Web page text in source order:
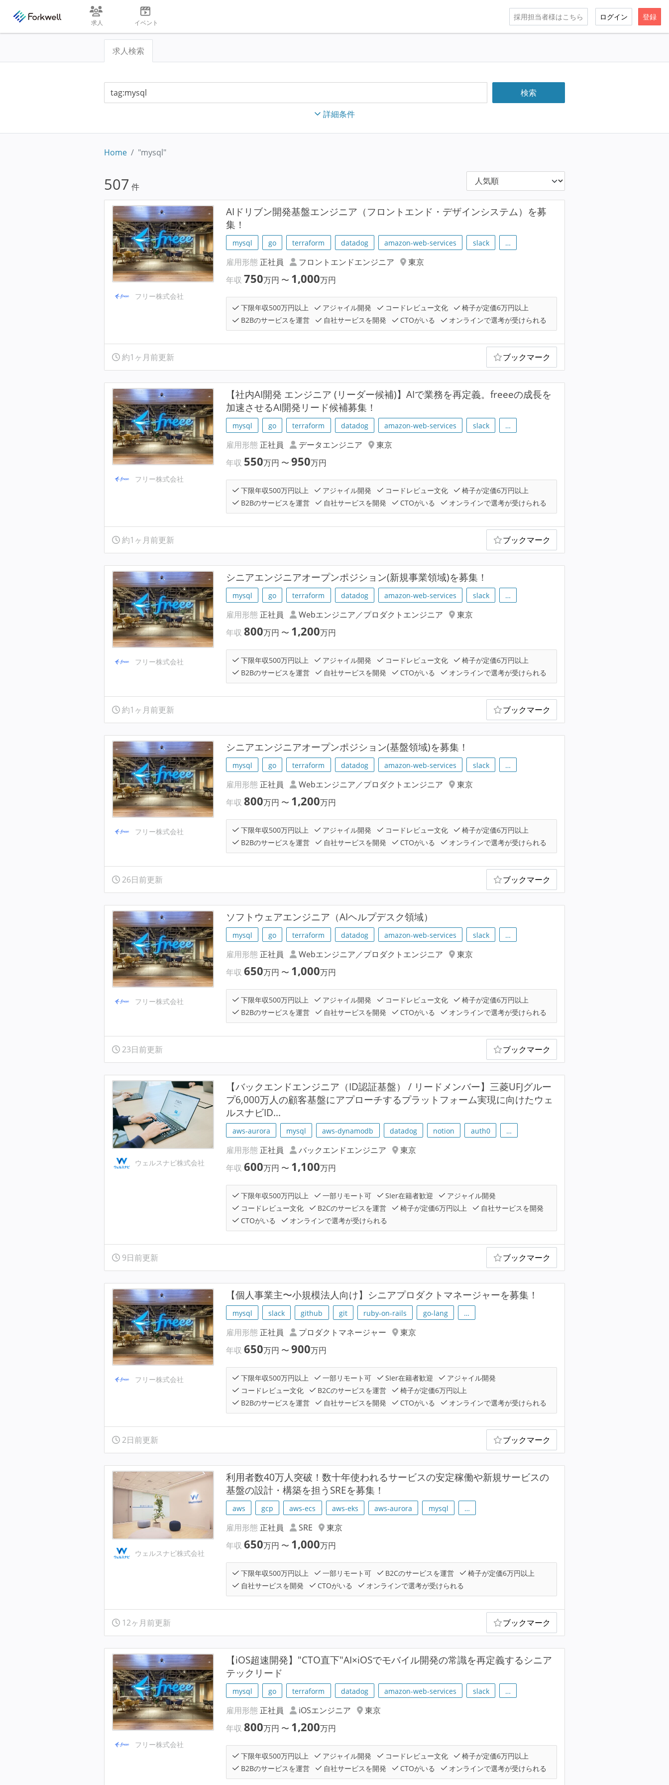
求人 イベント
採用担当者様はこちら ログイン 登録
求人検索
詳細条件
Home "mysql"
507 件
フリー株式会社
AIドリブン開発基盤エンジニア（フロントエンド・デザインシステム）を募
集！
mysql go terraform datadog amazon-web-services slack …
雇用形態 正社員 フロントエンドエンジニア
東京
年収750万円 〜 1,000万円
下限年収500万円以上 アジャイル開発 コードレビュー文化
椅子が定価6万円以上
B2Bのサービスを運営
自社サービスを開発 CTOがいる オンラインで選考が受けられる
約1ヶ月前更新 ブックマーク
フリー株式会社
【社内AI開発 エンジニア (リーダー候補)】AIで業務を再定義。freeeの成長を
加速させるAI開発リード候補募集！
mysql go terraform datadog amazon-web-services slack …
雇用形態 正社員 データエンジニア
東京
年収 550万円 〜950万円
下限年収500万円以上 アジャイル開発 コードレビュー文化
椅子が定価6万円以上
B2Bのサービスを運営
自社サービスを開発 CTOがいる オンラインで選考が受けられる
約1ヶ月前更新 ブックマーク
フリー株式会社
シニアエンジニアオープンポジション(新規事業領域)を募集！
mysql go terraform datadog amazon-web-services slack …
雇用形態 正社員 Webエンジニア／プロダクトエンジニア
東京
年収800万円 〜 1,200万円
下限年収500万円以上 アジャイル開発 コードレビュー文化
椅子が定価6万円以上
B2Bのサービスを運営
自社サービスを開発 CTOがいる オンラインで選考が受けられる
約1ヶ月前更新 ブックマーク
フリー株式会社
シニアエンジニアオープンポジション(基盤領域)を募集！
mysql go terraform datadog amazon-web-services slack …
雇用形態 正社員 Webエンジニア／プロダクトエンジニア
東京
年収800万円 〜 1,200万円
下限年収500万円以上 アジャイル開発 コードレビュー文化
椅子が定価6万円以上
B2Bのサービスを運営
自社サービスを開発 CTOがいる オンラインで選考が受けられる
26日前更新 ブックマーク
フリー株式会社
ソフトウェアエンジニア（AIヘルプデスク領域）
mysql go terraform datadog amazon-web-services slack …
雇用形態 正社員 Webエンジニア／プロダクトエンジニア
東京
年収650万円 〜 1,000万円
下限年収500万円以上 アジャイル開発 コードレビュー文化
椅子が定価6万円以上
B2Bのサービスを運営
自社サービスを開発 CTOがいる オンラインで選考が受けられる
23日前更新 ブックマーク
ウェルスナビ株式会社
【バックエンドエンジニア（ID認証基盤） / リードメンバー】三菱UFJグルー
プ6,000万人の顧客基盤にアプローチするプラットフォーム実現に向けたウェ
ルスナビID...
aws-aurora mysql aws-dynamodb datadog notion auth0 …
雇用形態 正社員 バックエンドエンジニア
東京
年収600万円 〜 1,100万円
下限年収500万円以上 一部リモート可 SIer在籍者歓迎
アジャイル開発
コードレビュー文化
B2Cのサービスを運営 椅子が定価6万円以上
自社サービスを開発
CTOがいる
オンラインで選考が受けられる
9日前更新 ブックマーク
フリー株式会社
【個人事業主〜小規模法人向け】シニアプロダクトマネージャーを募集！
mysql slack github git ruby-on-rails go-lang …
雇用形態 正社員 プロダクトマネージャー
東京
年収650万円 〜900万円
下限年収500万円以上 一部リモート可 SIer在籍者歓迎
アジャイル開発
コードレビュー文化
B2Cのサービスを運営
椅子が定価6万円以上
B2Bのサービスを運営
自社サービスを開発 CTOがいる オンラインで選考が受けられる
2日前更新 ブックマーク
ウェルスナビ株式会社
利用者数40万人突破！数十年使われるサービスの安定稼働や新規サービスの
基盤の設計・構築を担うSREを募集！
aws gcp aws-ecs aws-eks aws-aurora mysql …
雇用形態 正社員 SRE
東京
年収650万円 〜 1,000万円
下限年収500万円以上 一部リモート可 B2Cのサービスを運営
椅子が定価6万円以上
自社サービスを開発
CTOがいる オンラインで選考が受けられる
12ヶ月前更新 ブックマーク
フリー株式会社
【iOS超速開発】"CTO直下"AI×iOSでモバイル開発の常識を再定義するシニア
テックリード
mysql go terraform datadog amazon-web-services slack …
雇用形態 正社員 iOSエンジニア
東京
年収800万円 〜 1,200万円
下限年収500万円以上 アジャイル開発 コードレビュー文化
椅子が定価6万円以上
B2Bのサービスを運営
自社サービスを開発 CTOがいる オンラインで選考が受けられる